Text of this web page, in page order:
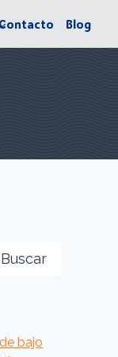
Contacto Blog
Buscar
bajo